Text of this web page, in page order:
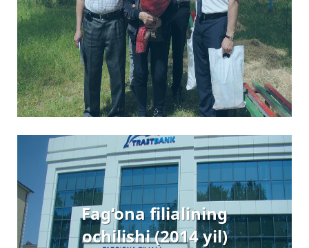
Fag‘ona filialining
ochilishi (2014 yil)